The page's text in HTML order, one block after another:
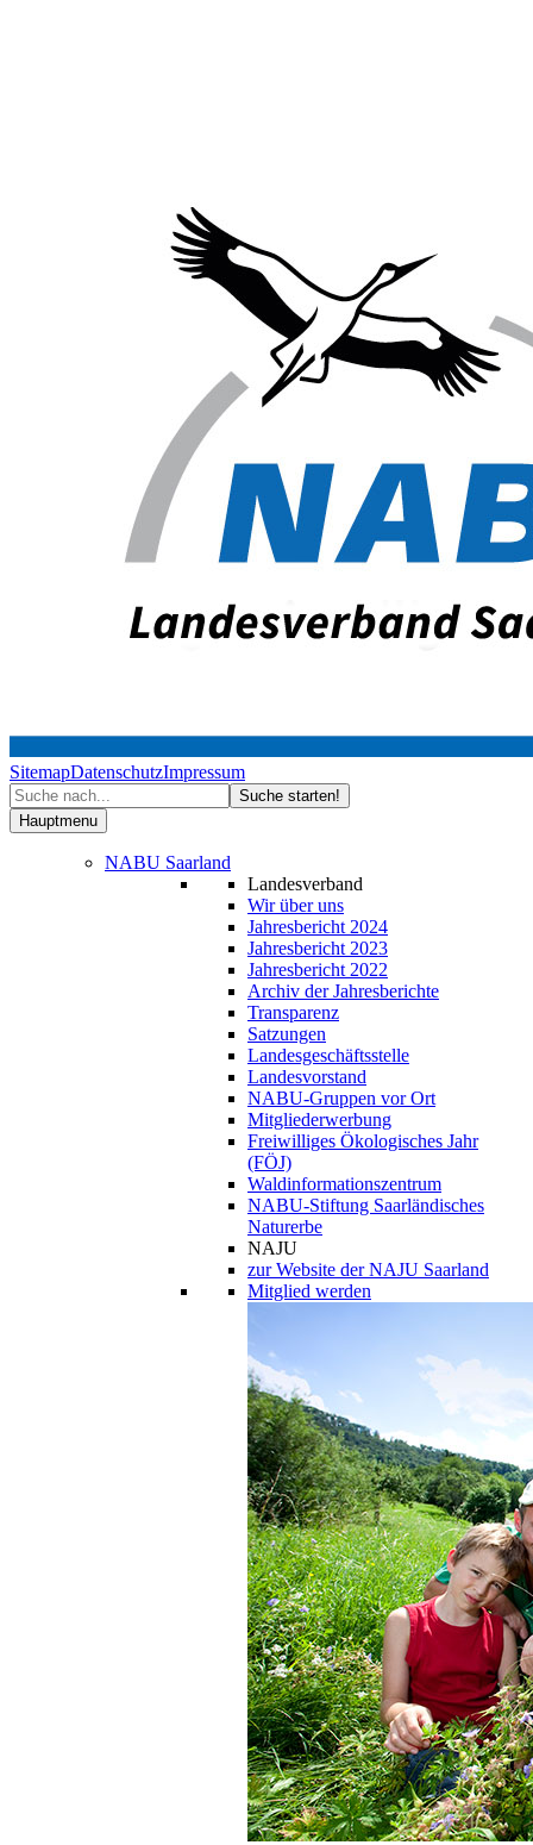
SitemapDatenschutzImpressum
Hauptmenu
NABU Saarland
Landesverband
Wir über uns
Jahresbericht 2024
Jahresbericht 2023
Jahresbericht 2022
Archiv der Jahresberichte
Transparenz
Satzungen
Landesgeschäftsstelle
Landesvorstand
NABU-Gruppen vor Ort
Mitgliederwerbung
Freiwilliges Ökologisches Jahr
(FÖJ)
Waldinformationszentrum
NABU-Stiftung Saarländisches
Naturerbe
NAJU
zur Website der NAJU Saarland
Mitglied werden